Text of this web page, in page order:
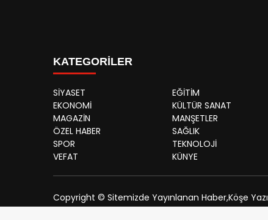
KATEGORİLER
SİYASET
EĞİTİM
EKONOMİ
KÜLTÜR SANAT
MAGAZİN
MANŞETLER
ÖZEL HABER
SAĞLIK
SPOR
TEKNOLOJİ
VEFAT
KÜNYE
Copyright © Sitemizde Yayınlanan Haber,Köşe